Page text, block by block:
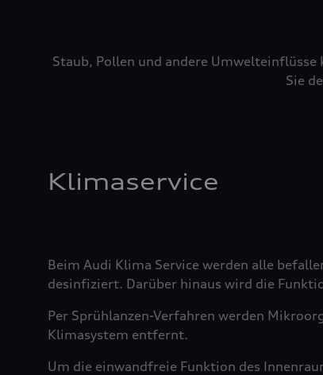
Staub, Pollen und andere
Sie
Klimaservice
Beim Audi Klima Service werden alle
desinfiziert. Darüber hinaus wird die
Per Sprühlanzen-Verfahren werden
Klimasystem entfernt.
Um die einwandfreie Funktion des